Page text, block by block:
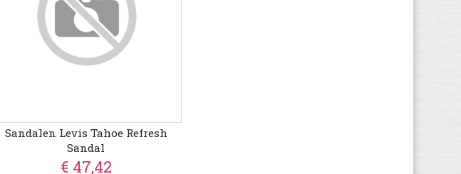
Sandalen Levis Tahoe Refresh
Sandal
€ 47,42